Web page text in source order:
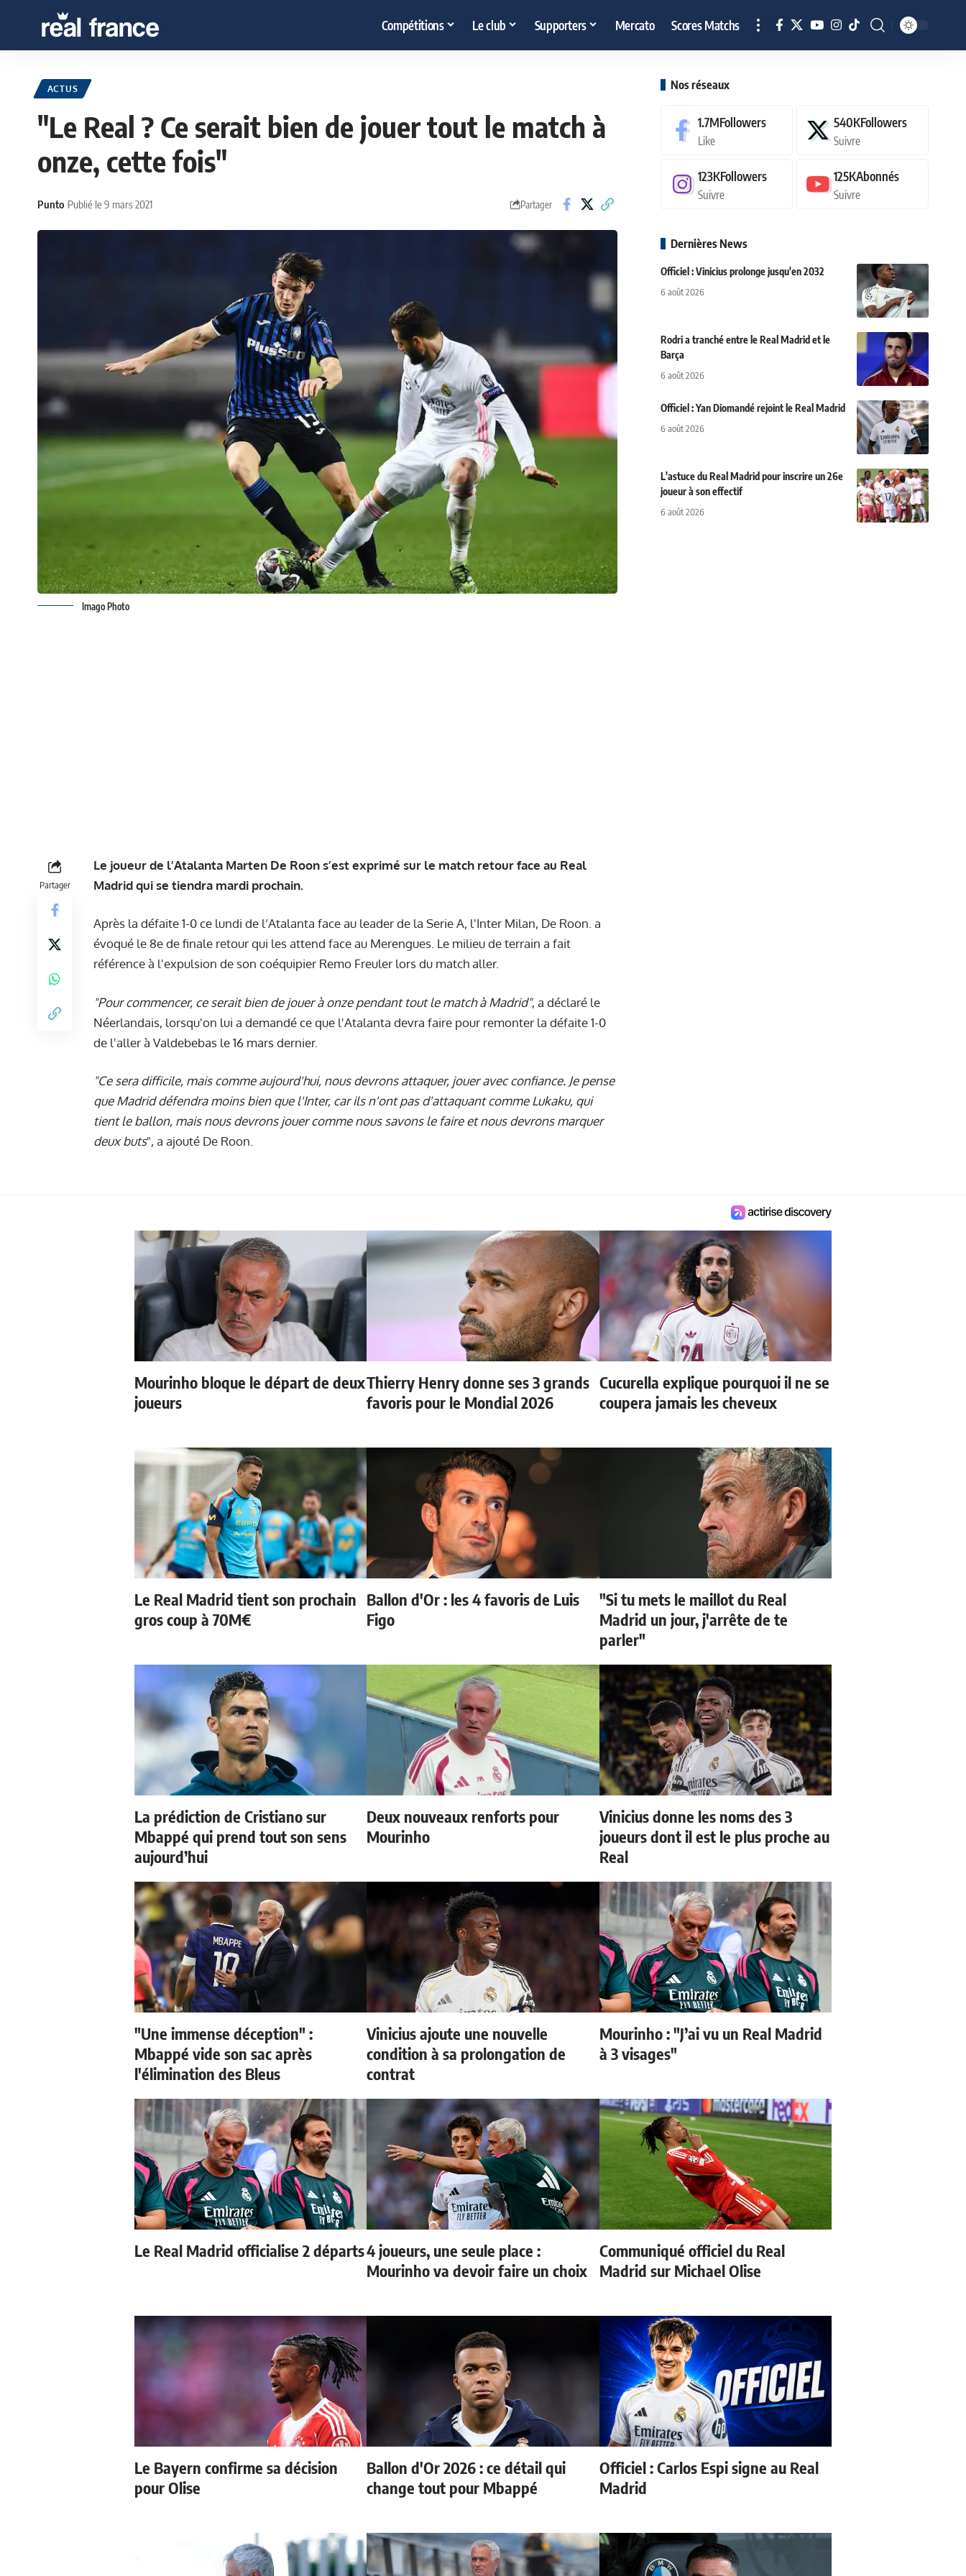
Compétitions Le club Supporters Mercato Scores Matchs
ACTUS
"Le Real ? Ce serait bien de jouer tout le match à
onze, cette fois"
Punto Publié le 9 mars 2021 Partager
Imago Photo
Partager
Le joueur de l’Atalanta Marten De Roon s’est exprimé sur le match retour face au Real
Madrid qui se tiendra mardi prochain.
Après la défaite 1-0 ce lundi de l’Atalanta face au leader de la Serie A, l'Inter Milan, De Roon. a
évoqué le 8e de finale retour qui les attend face au Merengues. Le milieu de terrain a fait
référence à l'expulsion de son coéquipier Remo Freuler lors du match aller.
"Pour commencer, ce serait bien de jouer à onze pendant tout le match à Madrid", a déclaré le
Néerlandais, lorsqu'on lui a demandé ce que l'Atalanta devra faire pour remonter la défaite 1-0
de l'aller à Valdebebas le 16 mars dernier.
"Ce sera difficile, mais comme aujourd'hui, nous devrons attaquer, jouer avec confiance. Je pense
que Madrid défendra moins bien que l'Inter, car ils n'ont pas d'attaquant comme Lukaku, qui
tient le ballon, mais nous devrons jouer comme nous savons le faire et nous devrons marquer
deux buts", a ajouté De Roon.
Nos réseaux
1.7MFollowers
Like
540KFollowers
Suivre
123KFollowers
Suivre
125KAbonnés
Suivre
Dernières News
Officiel : Vinicius prolonge jusqu'en 2032
6 août 2026
Rodri a tranché entre le Real Madrid et le
Barça
6 août 2026
Officiel : Yan Diomandé rejoint le Real Madrid
6 août 2026
L'astuce du Real Madrid pour inscrire un 26e
joueur à son effectif
6 août 2026
Mourinho bloque le départ de deux
joueurs
Thierry Henry donne ses 3 grands
favoris pour le Mondial 2026
Cucurella explique pourquoi il ne se
coupera jamais les cheveux
Le Real Madrid tient son prochain
gros coup à 70M€
Ballon d'Or : les 4 favoris de Luis
Figo
"Si tu mets le maillot du Real
Madrid un jour, j'arrête de te
parler"
La prédiction de Cristiano sur
Mbappé qui prend tout son sens
aujourd’hui
Deux nouveaux renforts pour
Mourinho
Vinicius donne les noms des 3
joueurs dont il est le plus proche au
Real
"Une immense déception" :
Mbappé vide son sac après
l'élimination des Bleus
Vinicius ajoute une nouvelle
condition à sa prolongation de
contrat
Mourinho : "J’ai vu un Real Madrid
à 3 visages"
Le Real Madrid officialise 2 départs4 joueurs, une seule place :
Mourinho va devoir faire un choix
Communiqué officiel du Real
Madrid sur Michael Olise
Le Bayern confirme sa décision
pour Olise
Ballon d'Or 2026 : ce détail qui
change tout pour Mbappé
Officiel : Carlos Espi signe au Real
Madrid